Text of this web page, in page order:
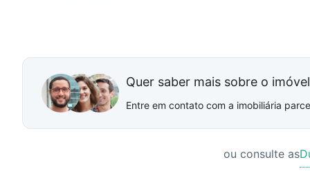
Quer saber mais sobre o
Entre em contato com a imobiliária
ou consulte as